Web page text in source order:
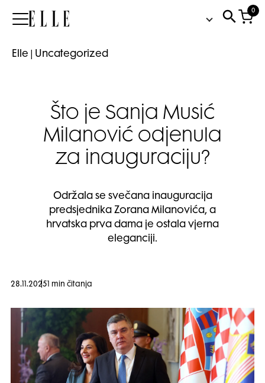
Elle
0
Elle Uncategorized
Što je Sanja Musić
Milanović odjenula
za inauguraciju?
Održala se svečana inauguracija
predsjednika Zorana Milanovića, a
hrvatska prva dama je ostala vjerna
eleganciji.
28.11.2025 1 min čitanja